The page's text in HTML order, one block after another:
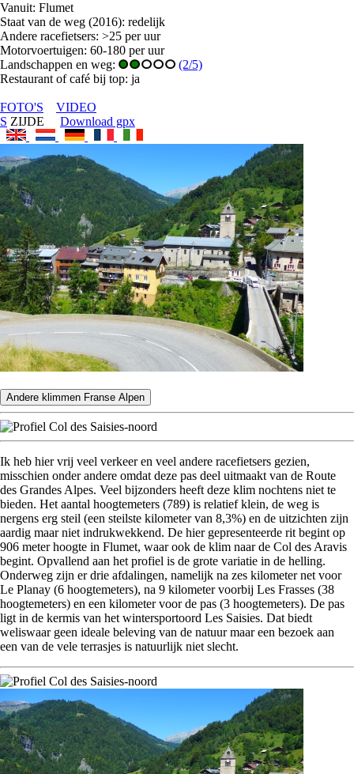
Vanuit: Flumet
Staat van de weg (2016): redelijk
Andere racefietsers: >25 per uur
Motorvoertuigen: 60-180 per uur
Landschappen en weg:
(2/5)
Restaurant of café bij top: ja
FOTO'S
VIDEO
S ZIJDE Download gpx
Andere klimmen Franse Alpen
Ik heb hier vrij veel verkeer en veel andere racefietsers gezien,
misschien onder andere omdat deze pas deel uitmaakt van de Route
des Grandes Alpes. Veel bijzonders heeft deze klim nochtens niet te
bieden. Het aantal hoogtemeters (789) is relatief klein, de weg is
nergens erg steil (een steilste kilometer van 8,3%) en de uitzichten zijn
aardig maar niet indrukwekkend. De hier gepresenteerde rit begint op
906 meter hoogte in Flumet, waar ook de klim naar de Col des Aravis
begint. Opvallend aan het profiel is de grote variatie in de helling.
Onderweg zijn er drie afdalingen, namelijk na zes kilometer net voor
Le Planay (6 hoogtemeters), na 9 kilometer voorbij Les Frasses (38
hoogtemeters) en een kilometer voor de pas (3 hoogtemeters). De pas
ligt in de kermis van het wintersportoord Les Saisies. Dat biedt
weliswaar geen ideale beleving van de natuur maar een bezoek aan
een van de vele terrasjes is natuurlijk niet slecht.